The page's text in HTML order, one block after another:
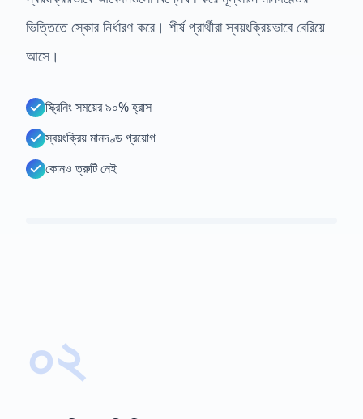
ভিত্তিতে স্কোর নির্ধারণ করে। শীর্ষ প্রার্থীরা স্বয়ংক্রিয়ভাবে বেরিয়ে
আসে।
স্ক্রিনিং সময়ের ৯০% হ্রাস
স্বয়ংক্রিয় মানদণ্ড প্রয়োগ
কোনও ত্রুটি নেই
০২